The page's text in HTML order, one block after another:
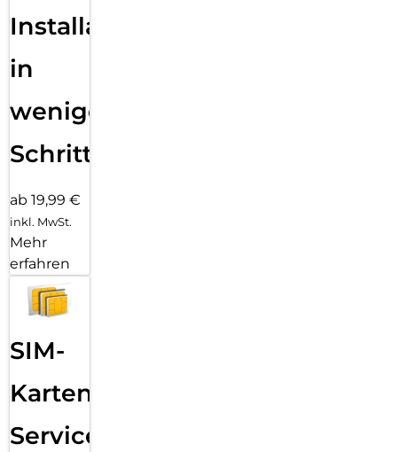
Installation
in
wenigen
Schritten
ab 19,99 €
inkl. MwSt.
Mehr
erfahren
SIM-
Karten
Service: